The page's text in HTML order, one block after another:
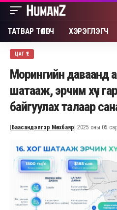
ТАТВАР ТӨЛӨГЧ ХЭРЭГЛЭГЧ
ЦАГ ҮЕ
Морингийн даваанд
шатааж, эрчим хүч
байгуулах талаар
Баасандэлгэр Мөнхбаяр | 2025 оны 05